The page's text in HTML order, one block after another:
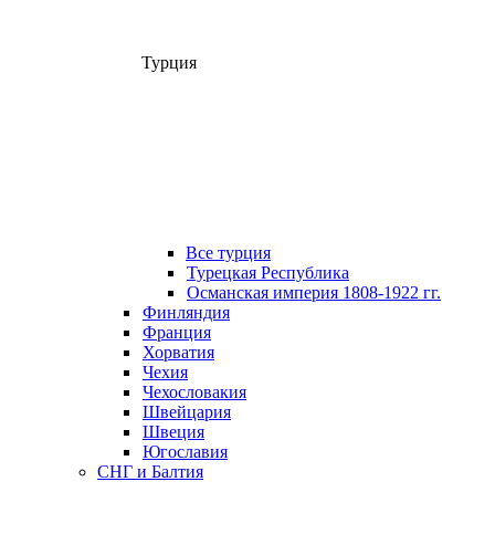
Турция
Все турция
Турецкая Республика
Османская империя 1808-1922 гг.
Финляндия
Франция
Хорватия
Чехия
Чехословакия
Швейцария
Швеция
Югославия
СНГ и Балтия